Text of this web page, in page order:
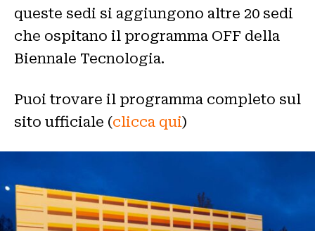
queste sedi si aggiungono altre 20 sedi
che ospitano il programma OFF della
Biennale Tecnologia.
Puoi trovare il programma completo sul
sito ufficiale (clicca qui)